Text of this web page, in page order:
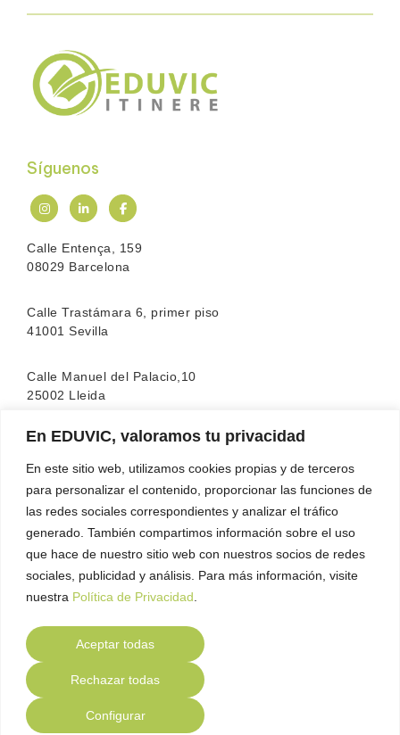
En EDUVIC, valoramos tu privacidad
En este sitio web, utilizamos cookies propias y de terceros
para personalizar el contenido, proporcionar las funciones de
las redes sociales correspondientes y analizar el tráfico
generado. También compartimos información sobre el uso
que hace de nuestro sitio web con nuestros socios de redes
sociales, publicidad y análisis. Para más información, visite
nuestra Política de Privacidad
Aceptar todas
Rechazar todas
Configurar
Síguenos
Calle Entença, 159
08029 Barcelona
Calle Trastámara 6, primer piso
41001 Sevilla
Calle Manuel del Palacio,10
25002 Lleida
La escuela cuenta con la acreditación de laFEATF
Contacto Política de Privacidad
Cookies
Aviso Legal
© 2023 EDUVIC - Itinere. Todos los derechos reservados.